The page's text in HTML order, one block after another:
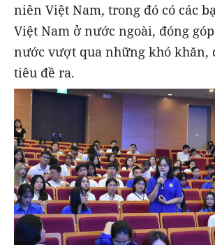
niên Việt Nam, trong đó có các
Việt Nam ở nước ngoài, đóng
nước vượt qua những khó khăn,
tiêu đề ra.